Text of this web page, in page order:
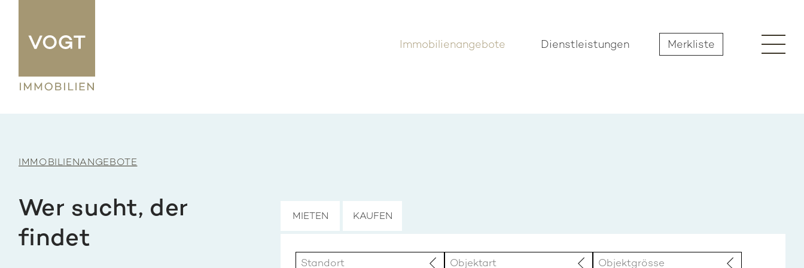
Immobilienangebote Dienstleistungen Merkliste
IMMOBILIENANGEBOTE
Wer sucht, der
findet
MIETEN KAUFEN